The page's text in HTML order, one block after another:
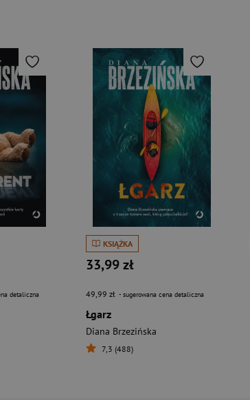
detaliczna
KSIĄŻKA
33,99 zł
49,99 zł - sugerowana cena detaliczna
Łgarz
Diana Brzezińska
7,3 (488)